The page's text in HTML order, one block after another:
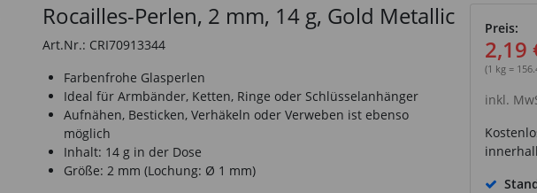
Rocailles-Perlen, 2 mm, 14 g, Gold Metallic
Art.Nr.: CRI70913344
Farbenfrohe Glasperlen
Ideal für Armbänder, Ketten, Ringe oder Schlüsselanhänger
Aufnähen, Besticken, Verhäkeln oder Verweben ist ebenso
möglich
Inhalt: 14 g in der Dose
Größe: 2 mm (Lochung: Ø 1 mm)
Preis:
2,19
(1 kg =
inkl.